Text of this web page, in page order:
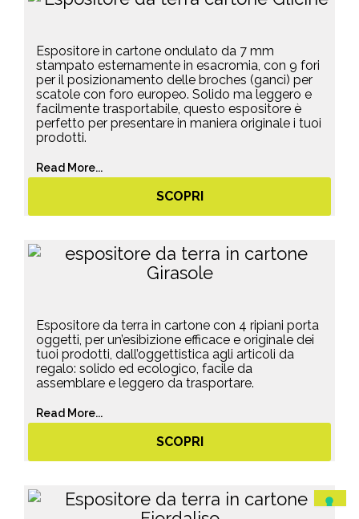
Espositore in cartone ondulato da 7 mm
stampato esternamente in esacromia, con 9 fori
per il posizionamento delle broches (ganci) per
scatole con foro europeo. Solido ma leggero e
facilmente trasportabile, questo espositore è
perfetto per presentare in maniera originale i tuoi
prodotti.
Read More...
SCOPRI
Espositore da terra in cartone con 4 ripiani porta
oggetti, per un’esibizione efficace e originale dei
tuoi prodotti, dall’oggettistica agli articoli da
regalo: solido ed ecologico, facile da
assemblare e leggero da trasportare.
Read More...
SCOPRI